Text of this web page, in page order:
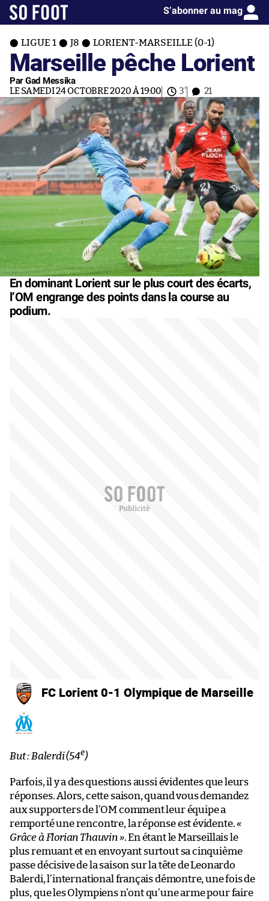
S’abonner au mag
LIGUE 1 J8 LORIENT-MARSEILLE (0-1)
Marseille pêche Lorient
Par Gad Messika
LE SAMEDI 24 OCTOBRE 2020 À 19:00 3' 21
En dominant Lorient sur le plus court des écarts,
l’OM engrange des points dans la course au
podium.
FC Lorient 0-1 Olympique de Marseille
But : Balerdi (54e)
Parfois, il y a des questions aussi évidentes que leurs
réponses. Alors, cette saison, quand vous demandez
aux supporters de l’OM comment leur équipe a
remporté une rencontre, la réponse est évidente.«
Grâce à Florian Thauvin ». En étant le Marseillais le
plus remuant et en envoyant surtout sa cinquième
passe décisive de la saison sur la tête de Leonardo
Balerdi, l’international français démontre, une fois de
plus, que les Olympiens n’ont qu’une arme pour faire